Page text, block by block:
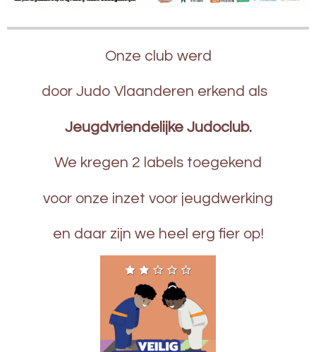
Onze club werd
door Judo Vlaanderen erkend als
Jeugdvriendelijke Judoclub.
We kregen 2 labels toegekend
voor onze inzet voor jeugdwerking
en daar zijn we heel erg fier op!